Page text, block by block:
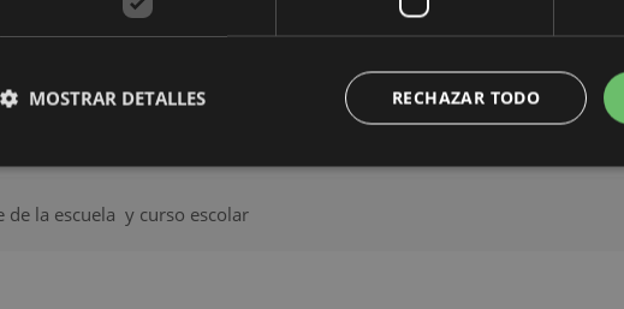
RECHAZAR TODO
MOSTRAR DETALLES